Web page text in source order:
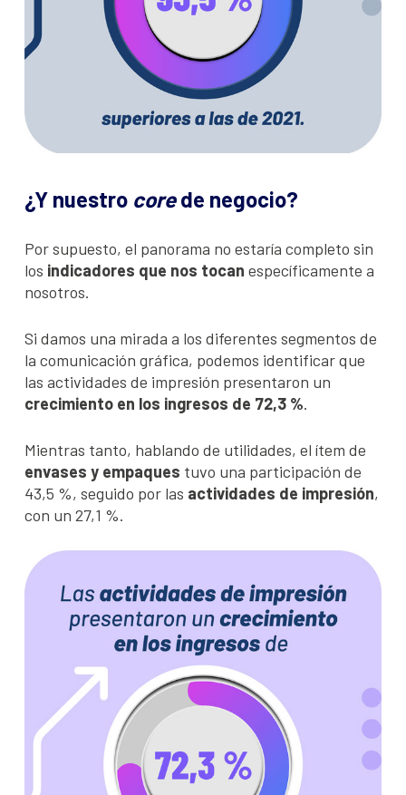
¿Y nuestro corede negocio?
Por supuesto, el panorama no estaría completo sin
los indicadores que nos tocan específicamente a
nosotros.
Si damos una mirada a los diferentes segmentos de
la comunicación gráfica, podemos identificar que
las actividades de impresión presentaron un
crecimiento en los ingresos de 72,3 %.
Mientras tanto, hablando de utilidades, el ítem de
envases y empaques tuvo una participación de
43,5 %, seguido por las actividades de impresión,
con un 27,1 %.